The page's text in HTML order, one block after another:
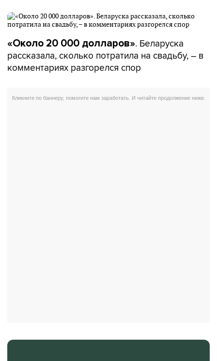
«Около 20 000 долларов». Беларуска
рассказала, сколько потратила на свадьбу, – в
комментариях разгорелся спор